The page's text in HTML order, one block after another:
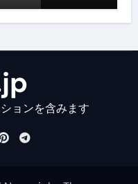
ョンを含みます